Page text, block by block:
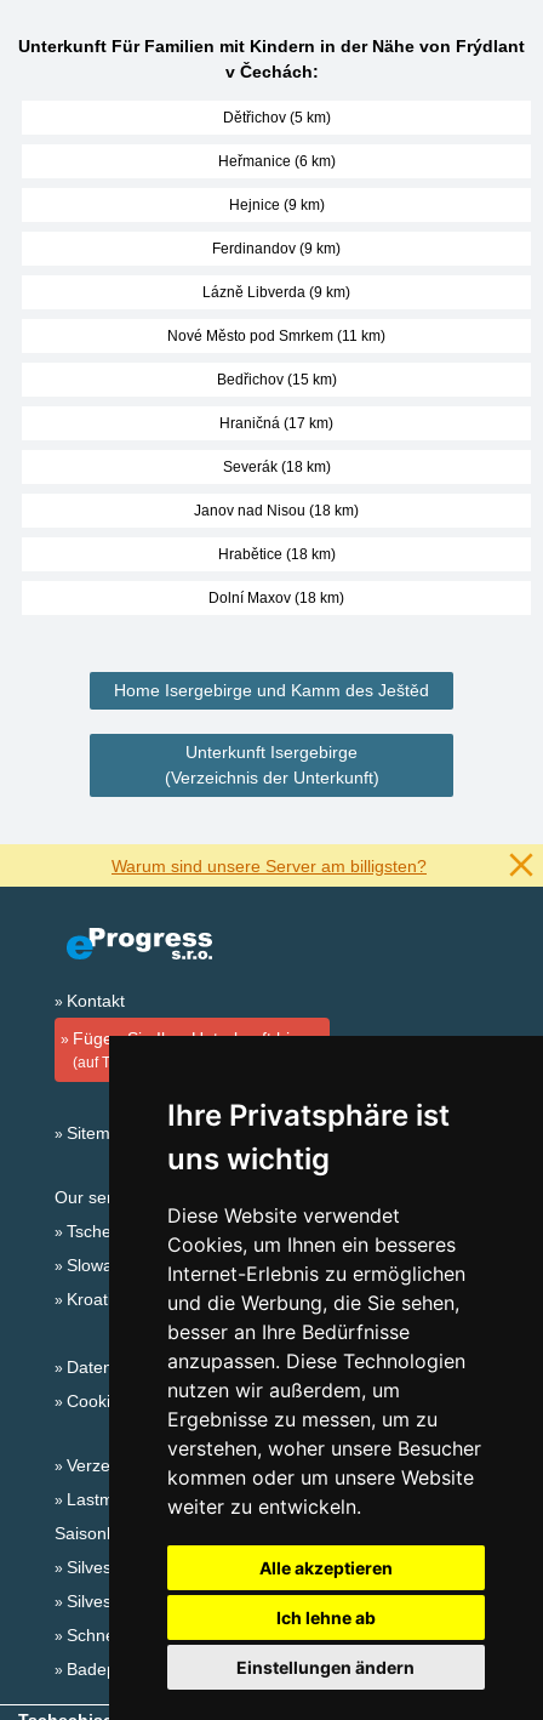
Ihre Privatsphäre ist
uns wichtig
Diese Website verwendet
Cookies, um Ihnen ein besseres
Internet-Erlebnis zu ermöglichen
und die Werbung, die Sie sehen,
besser an Ihre Bedürfnisse
anzupassen. Diese Technologien
nutzen wir außerdem, um
Ergebnisse zu messen, um zu
verstehen, woher unsere Besucher
kommen oder um unsere Website
weiter zu entwickeln.
Alle akzeptieren
Ich lehne ab
Einstellungen ändern
Unterkunft Für Familien mit Kindern in der Nähe von Frýdlant
v Čechách:
Dětřichov (5 km)
Heřmanice (6 km)
Hejnice (9 km)
Ferdinandov (9 km)
Lázně Libverda (9 km)
Nové Město pod Smrkem (11 km)
Bedřichov (15 km)
Hraničná (17 km)
Severák (18 km)
Janov nad Nisou (18 km)
Hrabětice (18 km)
Dolní Maxov (18 km)
Home Isergebirge und Kamm des Ještěd
Unterkunft Isergebirge
(Verzeichnis der Unterkunft)
Warum sind unsere Server am billigsten?
Kontakt
Fügen Sie Ihre Unterkunft hinzu
(auf Tschechisch)
Sitemap
Our servers:
Tschechische Gebirge
Slowakische Gebirge
Kroatien
Datenschutz
Cookies
Verzeichnis der Unterkunft
Lastminute Isergebirge
Saisonlinks:
Silvester Isergebirge
Silvester im Gebirge 2025/26
Schneehöhen
Badeplätze